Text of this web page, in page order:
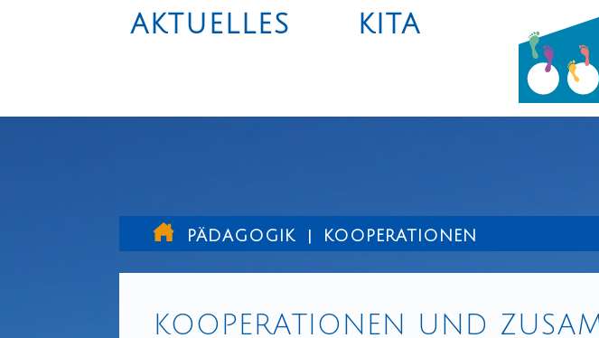
AKTUELLES KITA
PÄDAGOGIK | KOOPERATIONEN
KOOPERATIONEN UND